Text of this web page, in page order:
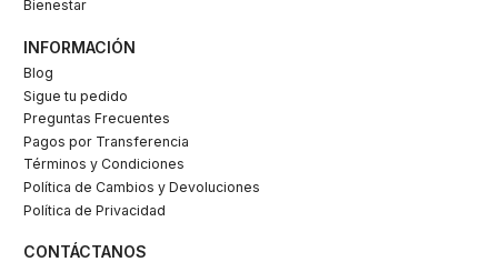
Bienestar
INFORMACIÓN
Blog
Sigue tu pedido
Preguntas Frecuentes
Pagos por Transferencia
Términos y Condiciones
Política de Cambios y Devoluciones
Política de Privacidad
CONTÁCTANOS